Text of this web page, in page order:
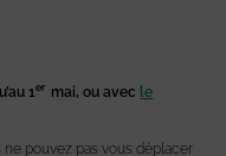
1er mai, ou avec le
ne pouvez pas vous déplacer